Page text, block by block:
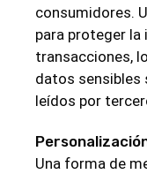
consumidores.
para proteger
transacciones,
datos sensibles
leídos por
Una forma de